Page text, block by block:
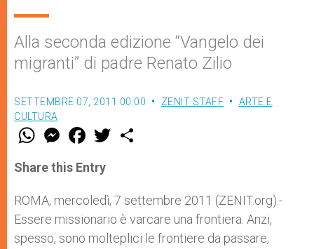
Alla seconda edizione “Vangelo dei
migranti” di padre Renato Zilio
SETTEMBRE 07, 2011 00:00 ZENIT STAFF
ARTE E
CULTURA
W
t
s
p
p
M
e
s
e
g
e
r
F
a
e
b
o
k
w
r
Share this Entry
ROMA, mercoledì, 7 settembre 2011 (ZENIT.org).-
Essere missionario è varcare una frontiera. Anzi,
spesso, sono molteplici le frontiere da passare,